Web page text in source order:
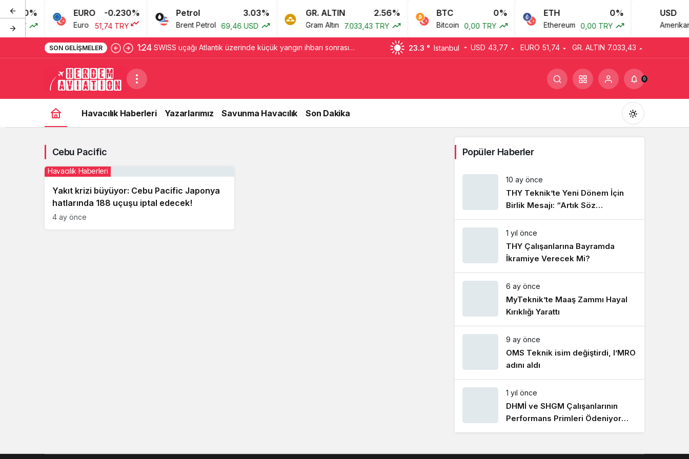
EURO -0.230%
Euro 51,74 TRY
Petrol 3.03%
Brent Petrol 69,46 USD
GR. ALTIN 2.56%
Gram Altın 7.033,43 TRY
BTC 0%
Bitcoin 0,00 TRY
ETH 0%
Ethereum 0,00 TRY
USD
Amerikan
SON GELIŞMELER 1:24 SWISS uçağı Atlantik üzerinde küçük yangın ihbarı sonrası 23.3 ° Istanbul USD 43,77 EURO 51,74 GR. ALTIN 7.033,43
0
Havacılık Haberleri Yazarlarımız Savunma Havacılık Son Dakika
Gündüz Modu
Gündüz modunu seçin.
Gece Modu
Gece modunu seçin.
Sistem modunu seçin.
Cebu Pacific
Yakıt krizi büyüyor: Cebu Pacific Japonya
hatlarında 188 uçuşu iptal edecek!
Havacılık Haberleri
4 ay önce
Popüler Haberler
10 ay önce
THY Teknik’te Yeni Dönem İçin
Birlik Mesajı: “Artık Söz
Emekçinin”
1 yıl önce
THY Çalışanlarına Bayramda
İkramiye Verecek Mi?
6 ay önce
MyTeknik’te Maaş Zammı Hayal
Kırıklığı Yarattı
9 ay önce
OMS Teknik isim değiştirdi, I’MRO
adını aldı
1 yıl önce
DHMİ ve SHGM Çalışanlarının
Performans Primleri Ödeniyor
Mu?